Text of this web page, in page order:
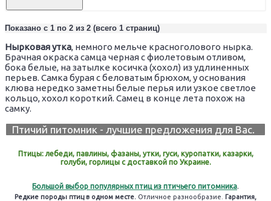
Показано с 1 по 2 из 2 (всего 1 страниц)
Нырковая утка, немного мельче красноголового нырка.
Брачная окраска самца черная с фиолетовым отливом,
бока белые, на затылке косичка (хохол) из удлиненных
перьев. Самка бурая с беловатым брюхом, у основания
клюва нередко заметны белые перья или узкое светлое
кольцо, хохол короткий. Самец в конце лета похож на
самку.
Птичий питомник - лучшие предложения для Вас.
Птицы: лебеди, павлины, фазаны, утки, гуси, куропатки, казарки,
голуби, горлицы с доставкой по Украине.
Большой выбор популярных птиц из птичьего питомника
Редкие породы птиц в одном месте. Отличное разнообразие. Гарантия,